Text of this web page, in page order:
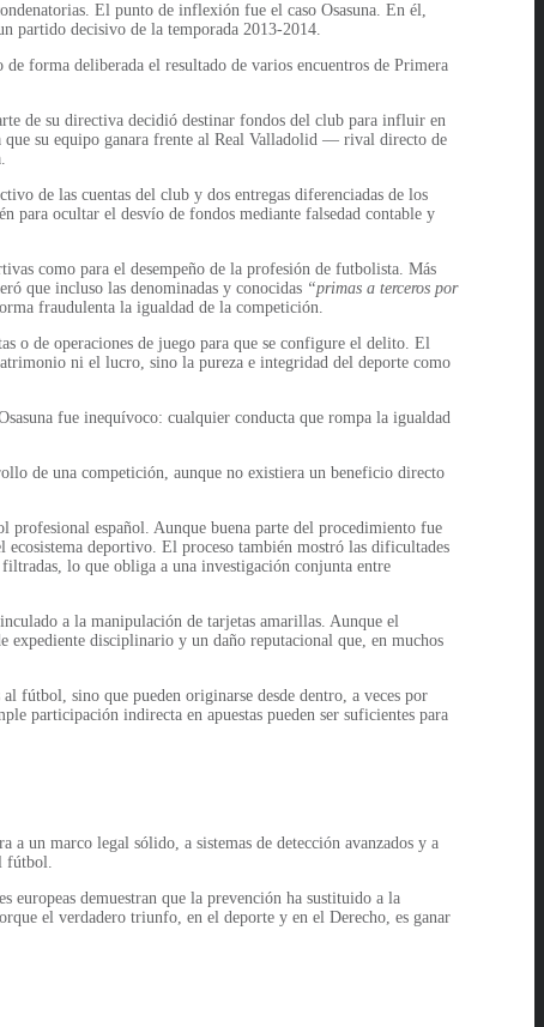
El punto de inflexión fue el caso Osasuna. En él,
partido decisivo de la temporada 2013-2014.
forma deliberada el resultado de varios encuentros de Primera
de su directiva decidió destinar fondos del club para influir en
que su equipo ganara frente al Real Valladolid — rival directo de
de las cuentas del club y dos entregas diferenciadas de los
para ocultar el desvío de fondos mediante falsedad contable y
como para el desempeño de la profesión de futbolista. Más
que incluso las denominadas y conocidas “primas a terceros por
fraudulenta la igualdad de la competición.
o de operaciones de juego para que se configure el delito. El
ni el lucro, sino la pureza e integridad del deporte como
fue inequívoco: cualquier conducta que rompa la igualdad
de una competición, aunque no existiera un beneficio directo
español. Aunque buena parte del procedimiento fue
ecosistema deportivo. El proceso también mostró las dificultades
filtradas, lo que obliga a una investigación conjunta entre
a la manipulación de tarjetas amarillas. Aunque el
expediente disciplinario y un daño reputacional que, en muchos
fútbol, sino que pueden originarse desde dentro, a veces por
participación indirecta en apuestas pueden ser suficientes para
a un marco legal sólido, a sistemas de detección avanzados y a
fútbol.
europeas demuestran que la prevención ha sustituido a la
el verdadero triunfo, en el deporte y en el Derecho, es ganar